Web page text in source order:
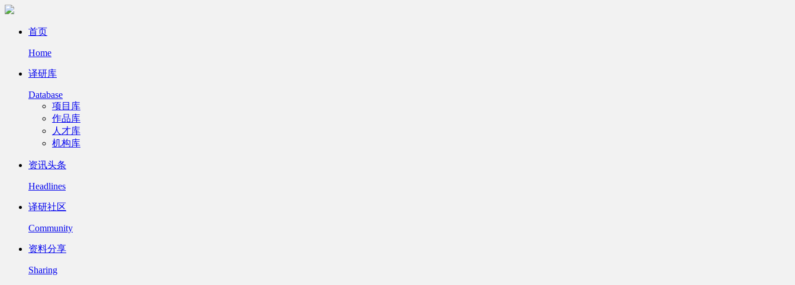
首页
Home
译研库
Database
项目库
作品库
人才库
机构库
资讯头条
Headlines
译研社区
Community
资料分享
Sharing